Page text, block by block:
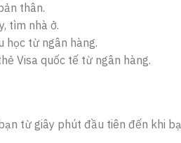
thân.
tìm nhà ở.
học từ ngân hàng.
Visa quốc tế từ ngân hàng.
từ giây phút đầu tiên đến khi